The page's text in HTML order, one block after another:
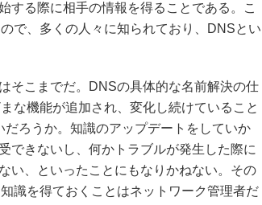
する際に相手の情報を得ることである。こ
で、多くの人々に知られており、DNSとい
そこまでだ。DNSの具体的な名前解決の仕
な機能が追加され、変化し続けていること
ろうか。知識のアップデートをしていか
できないし、何かトラブルが発生した際に
い、といったことにもなりかねない。その
識を得ておくことはネットワーク管理者だ